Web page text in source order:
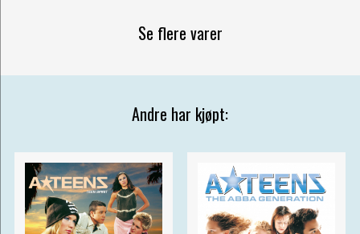
Se flere varer
Andre har kjøpt: